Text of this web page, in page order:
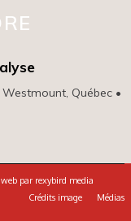
Québec •
par rexybird media
Crédits image
Médias